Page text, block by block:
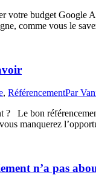
votre budget
comme vous le
, RéférencementPar
Le bon
manquerez
n’a pas